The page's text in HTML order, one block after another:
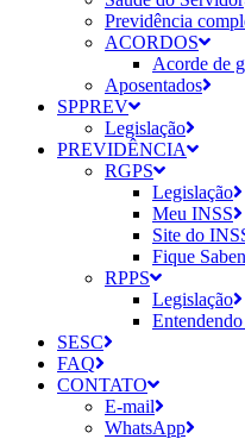
Previdência
ACORDOS
Acorde de
Aposentados
SPPREV
Legislação
PREVIDÊNCIA
RGPS
Legislação
Meu INSS
Site do
Fique
RPPS
Legislação
SESC
FAQ
CONTATO
E-mail
WhatsApp